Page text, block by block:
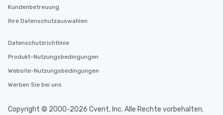
Kundenbetreuung
Ihre Datenschutzauswahlen
Datenschutzrichtlinie
Produkt-Nutzungsbedingungen
Website-Nutzungsbedingungen
Werben Sie bei uns
Copyright © 2000-2026 Cvent, Inc. Alle Rechte vorbehalten.